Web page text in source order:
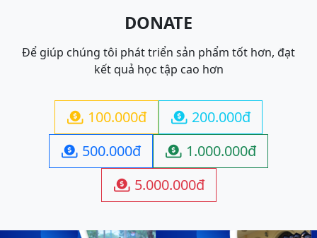
DONATE
Để giúp chúng tôi phát triển sản phẩm tốt hơn, đạt
kết quả học tập cao hơn
 100.000đ  200.000đ
 500.000đ  1.000.000đ
 5.000.000đ